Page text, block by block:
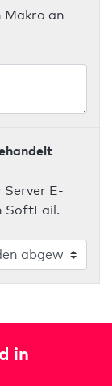
Makro an
Server E-
SoftFail.
in